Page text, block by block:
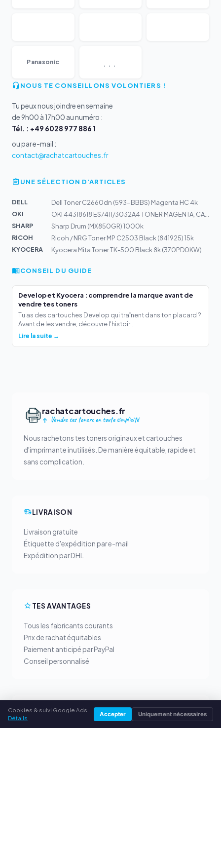
Panasonic ...
NOUS TE CONSEILLONS VOLONTIERS !
Tu peux nous joindre en semaine
de 9h00 à 17h00 au numéro :
Tél. : +49 6028 977 886 1
ou par e-mail :
contact@rachatcartouches.fr
UNE SÉLECTION D'ARTICLES
DELL
Dell Toner C2660dn (593-BBBS) Magenta HC 4k
OKI
SHARP
Sharp Drum (MX850GR) 1000k
RICOH
Ricoh / NRG Toner MP C2503 Black (841925) 15k
KYOCERA
Kyocera Mita Toner TK-500 Black 8k (370PD0KW)
CONSEIL DU GUIDE
Develop et Kyocera : comprendre la marque avant de
vendre tes toners
Tu as des cartouches Develop qui traînent dans ton placard ?
Avant de les vendre, découvre l'histoir...
Lire la suite →
rachatcartouches.fr
Vendre ses toners en toute simplicité
Nous rachetons tes toners originaux et cartouches
d'imprimante inutilisés. De manière équitable, rapide et
sans complication.
LIVRAISON
Livraison gratuite
Étiquette d'expédition par e-mail
Expédition par DHL
TES AVANTAGES
Tous les fabricants courants
Prix de rachat équitables
Paiement anticipé par PayPal
Conseil personnalisé
SERVICE
Cookies & suivi Google Ads.
Détails
Accepter Uniquement nécessaires